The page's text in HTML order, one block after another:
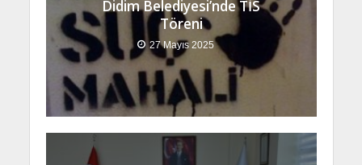
Didim Belediyesi’nde TİS
Töreni
27 Mayıs 2025